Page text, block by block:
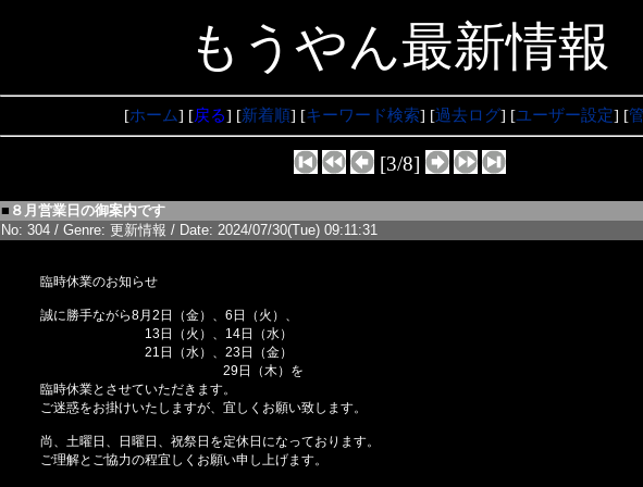
もうやん最新情報
[ホーム] [戻る] [新着順] [キーワード検索] [過去ログ] [ユーザー設定] [
[3/8]
■ ８月営業日の御案内です
No: 304 / Genre: 更新情報 / Date: 2024/07/30(Tue) 09:11:31
臨時休業のお知らせ
誠に勝手ながら8月2日（金）、6日（火）、
13日（火）、14日（水）
21日（水）、23日（金）
29日（木）を
臨時休業とさせていただきます。
ご迷惑をお掛けいたしますが、宜しくお願い致します。
尚、土曜日、日曜日、祝祭日を定休日になっております。
ご理解とご協力の程宜しくお願い申し上げます。